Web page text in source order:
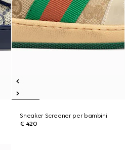
Sneaker Screener per bambini
€ 420